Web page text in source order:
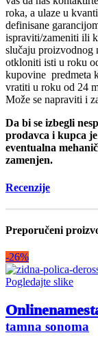
roka, a ulaze u
definisane
ispraviti/zameniti ili
slučaju proizvodnog
otkloniti isti u roku
kupovine predmeta
vratiti u roku od 24
Može se napraviti i
Da bi se izbegli
prodavca i kupca
eventualna
zamenjen.
Recenzije
Preporučeni
-26%
Pogledajte slike
tamna sonoma